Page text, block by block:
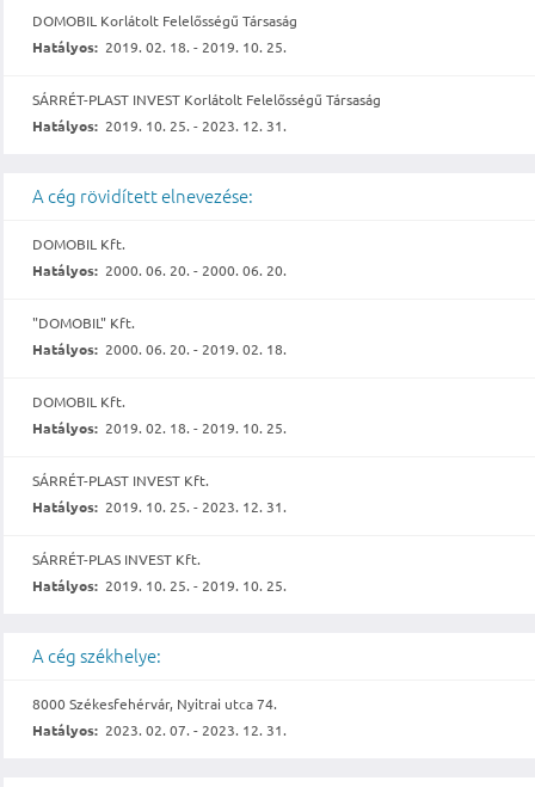
DOMOBIL Korlátolt Felelősségű Társaság
Hatályos: 2019. 02. 18. - 2019. 10. 25.
SÁRRÉT-PLAST INVEST Korlátolt Felelősségű Társaság
Hatályos: 2019. 10. 25. - 2023. 12. 31.
A cég rövidített elnevezése:
DOMOBIL Kft.
Hatályos: 2000. 06. 20. - 2000. 06. 20.
"DOMOBIL" Kft.
Hatályos: 2000. 06. 20. - 2019. 02. 18.
DOMOBIL Kft.
Hatályos: 2019. 02. 18. - 2019. 10. 25.
SÁRRÉT-PLAST INVEST Kft.
Hatályos: 2019. 10. 25. - 2023. 12. 31.
SÁRRÉT-PLAS INVEST Kft.
Hatályos: 2019. 10. 25. - 2019. 10. 25.
A cég székhelye:
8000 Székesfehérvár, Nyitrai utca 74.
Hatályos: 2023. 02. 07. - 2023. 12. 31.